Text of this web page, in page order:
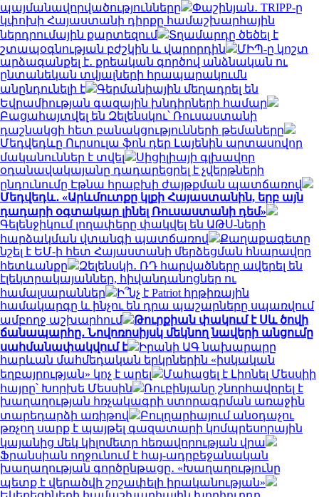
պայմանավորվածությունները
Փաշինյան․ TRIPP-ը
կփոխի Հայաստանի դիրքը համաշխարհային
ներդրումային քարտեզում
Տղամարդը ծեծել է
շտապօգնության բժշկին և վարորդին
ՄԻՊ-ը կոշտ
արձագանքել է․ քրեական գործով անձնական ու
ընտանեկան տվյալների հրապարակումն
անընդունելի է
Գերմանիային մեղադրել են
Եվրամիության գազային խնդիրների համար
Բացահայտվել են Զելենսկու՝ Ռուսաստանի
դաշնակցի հետ բանակցությունների թեմաները
Մեդվեդևը Ուրսուլա ֆոն դեր Լայենին արտասովոր
մականուններ է տվել
Սիցիլիայի գլխավոր
օդանավակայանը դադարեցրել է չվերթների
ընդունումը Էթնա հրաբխի ժայթքման պատճառով
Մեդվեդև․ «Արևմուտքը կլքի Հայաստանին, երբ այն
դադարի օգտակար լինել Ռուսաստանի դեմ»
Գելենջիկում լողափերը փակվել են ԱԹՍ-ների
հարձակման վտանգի պատճառով
Քաղաքագետը
նշել է ԵՄ-ի հետ Հայաստանի մերձեցման հնարավոր
հետևանքը
Զելենսկի․ ՌԴ հարվածները ավերել են
էլեկտրակայաններ, հիվանդանոցներ ու
համալսարաններ
Ի՞նչ է Patriot հրթիռային
համակարգը և ինչու են դրա պաշարները սպառվում
ամբողջ աշխարհում
Թուրքիան փակում է Սև ծովի
ճանապարհը․ Նովոռոսիյսկ մեկնող նավերի անցումը
սահմանափակվում է
Իրանի ԱԳ նախարարը
հարևան մահմեդական երկրներին «իսկական
եղբայրության» կոչ է արել
Մահացել է Լիոնել Մեսսիի
հայրը՝ Խորխե Մեսսին
Ռուբինյանը շնորհավորել է
խաղաղության հռչակագրի ստորագրման առաջին
տարեդարձի առիթով
Բուլղարիայում անօդաչու
թռչող սարք է պայթել գազատարի կոմպրեսորային
կայանից մեկ կիլոմետր հեռավորության վրա
Ֆրանսիան ողջունում է հայ-ադրբեջանական
խաղաղության գործընթացը․ «Խաղաղությունը
պետք է վերածվի շոշափելի իրականության»